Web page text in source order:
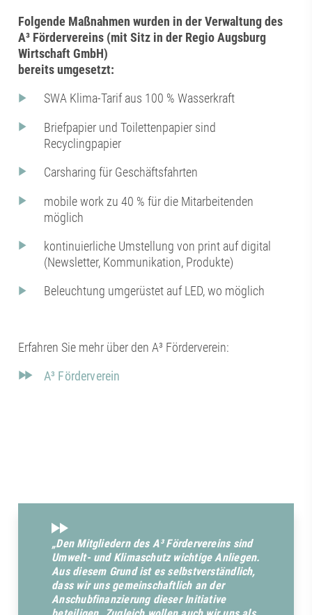
Folgende Maßnahmen wurden in der Verwaltung des
A³ Fördervereins (mit Sitz in der Regio Augsburg
Wirtschaft GmbH)
bereits umgesetzt:
SWA Klima-Tarif aus 100 % Wasserkraft
Briefpapier und Toilettenpapier sind
Recyclingpapier
Carsharing für Geschäftsfahrten
mobile work zu 40 % für die Mitarbeitenden
möglich
kontinuierliche Umstellung von print auf digital
(Newsletter, Kommunikation, Produkte)
Beleuchtung umgerüstet auf LED, wo möglich
Erfahren Sie mehr über den A³ Förderverein:
A³ Förderverein
„Den Mitgliedern des A³ Fördervereins sind
Umwelt- und Klimaschutz wichtige Anliegen.
Aus diesem Grund ist es selbstverständlich,
dass wir uns gemeinschaftlich an der
Anschubfinanzierung dieser Initiative